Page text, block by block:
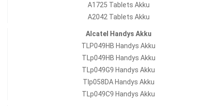
A1725 Tablets Akku
A2042 Tablets Akku
Alcatel Handys Akku
TLP049HB Handys Akku
TLp049HB Handys Akku
TLp049G9 Handys Akku
Tlp058DA Handys Akku
TLp049C9 Handys Akku